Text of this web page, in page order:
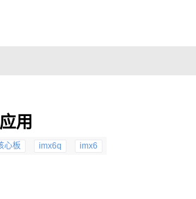
用
心板 imx6q imx6